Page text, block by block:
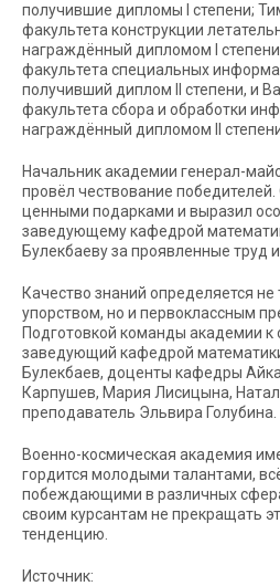
получившие дипломы I степени;
факультета конструкции
награждённый дипломом I
факультета специальных
получивший диплом II степени, и
факультета сбора и обработки
награждённый дипломом II
Начальник академии генерал-
провёл чествование
ценными подарками и выразил
заведующему кафедрой
Булекбаеву за проявленные труд
Качество знаний определяется не
упорством, но и первоклассным
Подготовкой команды академии
заведующий кафедрой
Булекбаев, доценты кафедры
Карпушев, Мария Лисицына,
преподаватель Эльвира Голубина.
Военно-космическая академия
гордится молодыми талантами,
побеждающими в различных
своим курсантам не прекращать
тенденцию.
Источник: